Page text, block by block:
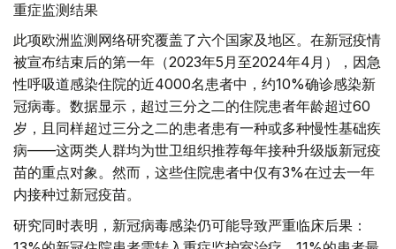
重症监测结果
此项欧洲监测网络研究覆盖了六个国家及地区。在新冠疫情
被宣布结束后的第一年（2023年5月至2024年4月），因急
性呼吸道感染住院的近4000名患者中，约10%确诊感染新
冠病毒。数据显示，超过三分之二的住院患者年龄超过60
岁，且同样超过三分之二的患者患有一种或多种慢性基础疾
病——这两类人群均为世卫组织推荐每年接种升级版新冠疫
苗的重点对象。然而，这些住院患者中仅有3%在过去一年
内接种过新冠疫苗。
研究同时表明，新冠病毒感染仍可能导致严重临床后果：